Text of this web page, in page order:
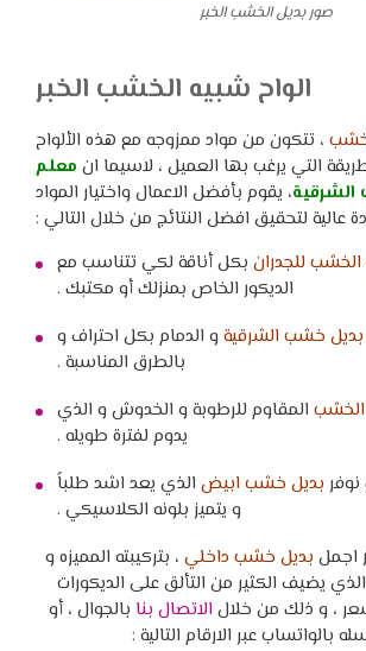
صور بديل الخشب الخبر
الواح شبيه الخشب الخبر
، تتكون من مواد ممزوجه مع هذه الألواح
التي يرغب بها العميل ، لاسيما ان معلم
، يقوم بأفضل الاعمال واختيار المواد
عالية لتحقيق افضل النتائج من خلال التالي :
للجدران بكل أناقة لكي تتناسب مع
الديكور الخاص بمنزلك أو مكتبك .
بديل خشب الشرقيةو الدمام بكل احتراف و
بالطرق المناسبة .
المقاوم للرطوبة و الخدوش و الذي
يدوم لفترة طويله .
بديل خشب ابيض الذي يعد اشد طلباً
و يتميز بلونه الكلاسيكي .
اجمل بديل خشب داخلي ، بتركيبته المميزه و
يضيف الكثير من التألق على الديكورات
، و ذلك من خلال الاتصال بنا بالجوال ، أو
بالواتساب عبر الارقام التالية :